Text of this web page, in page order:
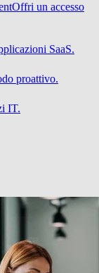
Offri un accesso
SaaS.
proattivo.
IT.